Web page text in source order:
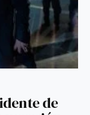
de